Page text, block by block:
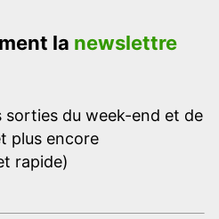
la newslettre
sorties du week-end et de
plus encore
rapide)